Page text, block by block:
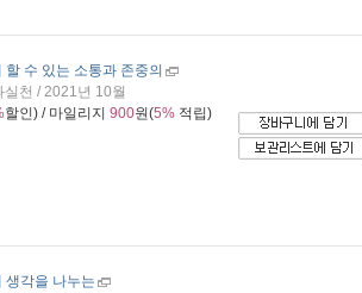
할 수 있는 소통과 존중의
천 / 2021년 10월
할인) / 마일리지 900원(5% 적립)
생각을 나누는